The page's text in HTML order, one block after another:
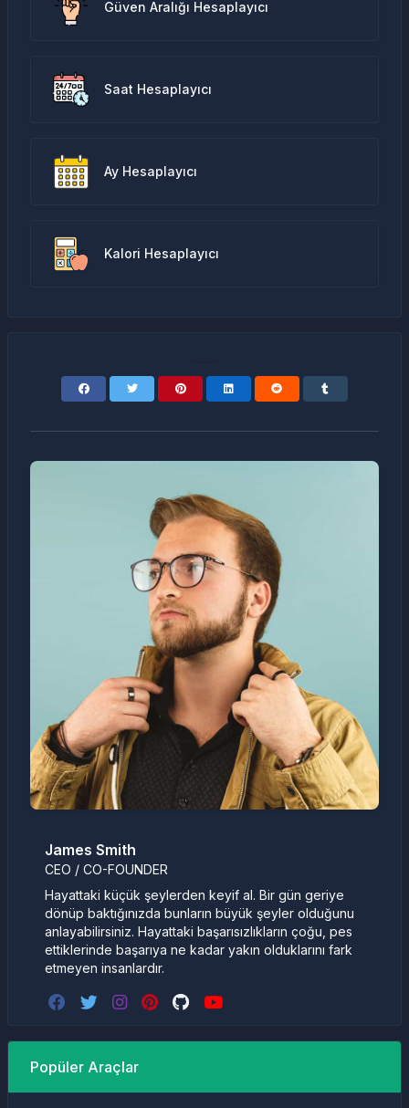
Güven Aralığı Hesaplayıcı
Saat Hesaplayıcı
Ay Hesaplayıcı
Kalori Hesaplayıcı
James Smith
CEO / CO-FOUNDER
Hayattaki küçük şeylerden keyif al. Bir gün geriye
dönüp baktığınızda bunların büyük şeyler olduğunu
anlayabilirsiniz. Hayattaki başarısızlıkların çoğu, pes
ettiklerinde başarıya ne kadar yakın olduklarını fark
etmeyen insanlardır.
Popüler Araçlar